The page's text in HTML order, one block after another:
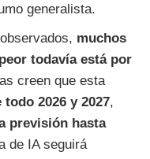
generalista.
muchos
todavía está por
creen que esta
todo 2026 y 2027,
previsión hasta
de IA seguirá